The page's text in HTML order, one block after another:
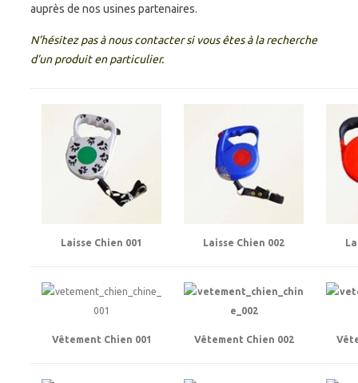
auprès de nos usines partenaires.
N’hésitez pas à nous contacter si vous êtes à la recherche
d’un produit en particulier.
Laisse Chien 001 Laisse Chien 002
Vêtement Chien 001 Vêtement Chien 002